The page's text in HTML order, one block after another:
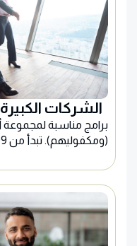
الشركات الكبيرة
(ومكفوليهم). تبدأ من 999